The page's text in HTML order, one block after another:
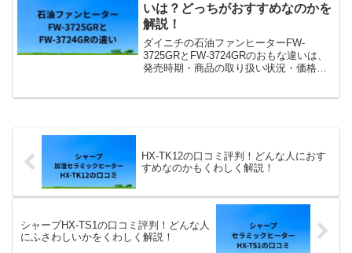
いは？どっちがおすすめなのかを
解説！
ダイニチの石油ファンヒーターFW-
3725GRとFW-3724GRのおもな違いは、
発売時期・商品の取り扱い状況・価格の3
HX-TK12の口コミ評判！どんな人におす
すめなのかもくわしく解説！
シャープHX-TS1の口コミ評判！どんな人
にふさわしいかをくわしく解説！